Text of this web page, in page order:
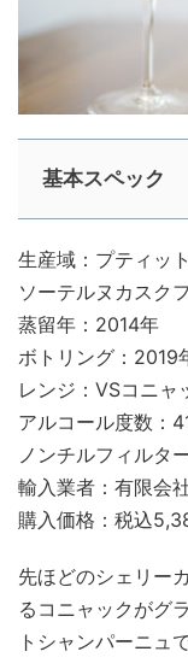
基本スペック
生産域：プティッ
ソーテルヌカスク
蒸留年：2014年
ボトリング：2019
レンジ：VSコニャ
アルコール度数：
ノンチルフィルタ
輸入業者：有限会
購入価格：税込
先ほどのシェリー
るコニャックがグ
トシャンパーニュ